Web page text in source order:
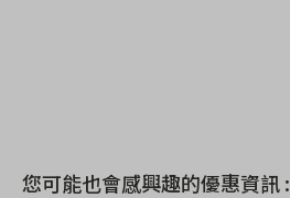
您可能也會感興趣的優惠資訊 :